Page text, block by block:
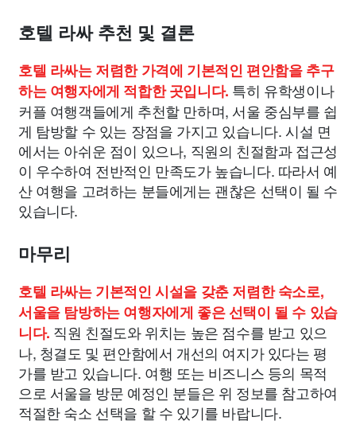
호텔 라싸 추천 및 결론
호텔 라싸는 저렴한 가격에 기본적인 편안함을 추구
하는 여행자에게 적합한 곳입니다. 특히 유학생이나
커플 여행객들에게 추천할 만하며, 서울 중심부를 쉽
게 탐방할 수 있는 장점을 가지고 있습니다. 시설 면
에서는 아쉬운 점이 있으나, 직원의 친절함과 접근성
이 우수하여 전반적인 만족도가 높습니다. 따라서 예
산 여행을 고려하는 분들에게는 괜찮은 선택이 될 수
있습니다.
마무리
호텔 라싸는 기본적인 시설을 갖춘 저렴한 숙소로,
서울을 탐방하는 여행자에게 좋은 선택이 될 수 있습
니다. 직원 친절도와 위치는 높은 점수를 받고 있으
나, 청결도 및 편안함에서 개선의 여지가 있다는 평
가를 받고 있습니다. 여행 또는 비즈니스 등의 목적
으로 서울을 방문 예정인 분들은 위 정보를 참고하여
적절한 숙소 선택을 할 수 있기를 바랍니다.